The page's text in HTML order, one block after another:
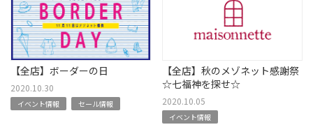
【全店】ボーダーの日
2020.10.30
イベント情報 セール情報
【全店】秋のメゾネット感謝祭
☆七福神を探せ☆
2020.10.05
イベント情報